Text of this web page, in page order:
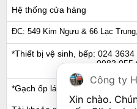
Hệ thống cửa hàng
ĐC: 549 Kim Ngưu & 66 Lạc
*Thiết bị vệ sinh, bếp: 024 3634
0983 055
*Gạch ốp lát, Ngói: 024 3632
Công ty
Xin chào.